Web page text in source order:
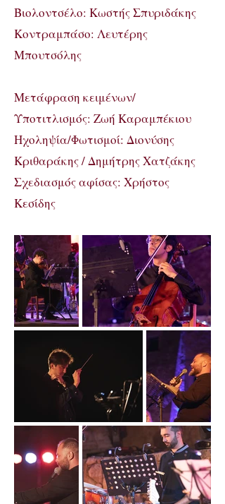
Βιολοντσέλο: Κωστής Σπυριδάκης
Κοντραμπάσο: Λευτέρης
Μπουτσόλης
Μετάφραση κειμένων/
Υποτιτλισμός: Ζωή Καραμπέκιου
Ηχοληψία/Φωτισμοί: Διονύσης
Κριθαράκης / Δημήτρης Χατζάκης
Σχεδιασμός αφίσας: Χρήστος
Κεσίδης